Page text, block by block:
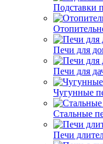
Подставки
Печи для
Печи для
Чугунные
Стальные
Печи